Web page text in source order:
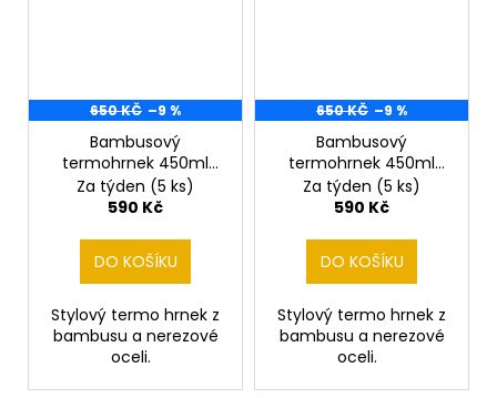
650 KČ –9 %
Bambusový
termohrnek 450ml
tenistka
Za týden (5 ks)
590 Kč
DO KOŠÍKU
Stylový termo hrnek z
bambusu a nerezové
oceli.
650 KČ –9 %
Bambusový
termohrnek 450ml
Volleyball
Za týden (5 ks)
590 Kč
DO KOŠÍKU
Stylový termo hrnek z
bambusu a nerezové
oceli.